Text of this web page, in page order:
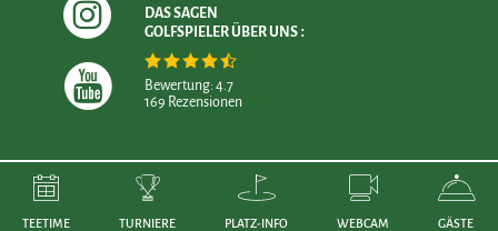
TEETIME TURNIERE PLATZ-INFO WEBCAM GÄSTE
DAS SAGEN
GOLFSPIELER ÜBER UNS
Bewertung: 4.7
169 Rezensionen